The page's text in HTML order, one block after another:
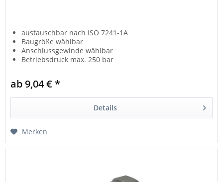
austauschbar nach ISO 7241-1A
Baugröße wählbar
Anschlussgewinde wählbar
Betriebsdruck max. 250 bar
ab 9,04 € *
Details
Merken